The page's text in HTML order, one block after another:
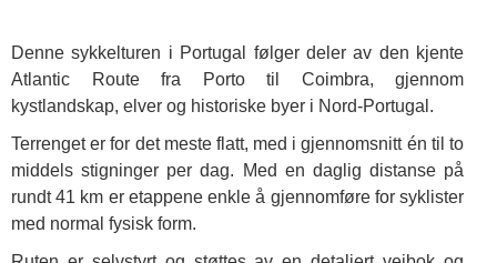
Denne sykkelturen i Portugal følger deler av den kjente
Atlantic Route fra Porto til Coimbra, gjennom
kystlandskap, elver og historiske byer i Nord-Portugal.
Terrenget er for det meste flatt, med i gjennomsnitt én til to
middels stigninger per dag. Med en daglig distanse på
rundt 41 km er etappene enkle å gjennomføre for syklister
med normal fysisk form.